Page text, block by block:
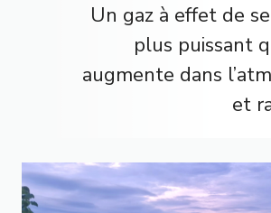
Un gaz à effet de
plus puissant
augmente dans
et